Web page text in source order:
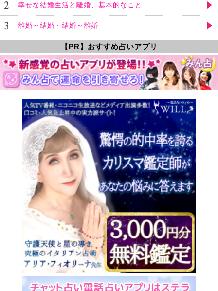
幸せな結婚生活と離婚、基本的なこと
離婚～結婚・結婚～離婚
【PR】おすすめ占いアプリ